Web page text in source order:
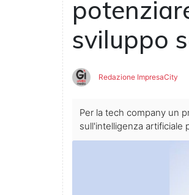
sviluppo
Redazione ImpresaCity
Per la tech company un
sull'intelligenza artificiale